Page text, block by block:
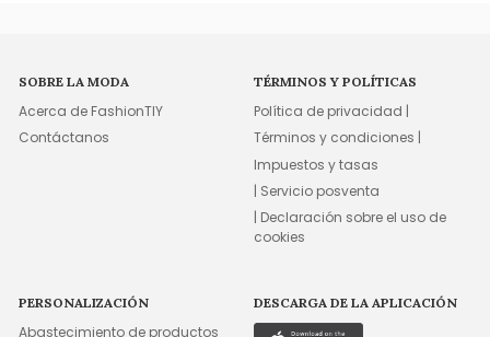
SOBRE LA MODA
Acerca de FashionTIY
Contáctanos
TÉRMINOS Y POLÍTICAS
Política de privacidad |
Términos y condiciones |
Impuestos y tasas
| Servicio posventa
| Declaración sobre el uso de
cookies
PERSONALIZACIÓN
Abastecimiento de productos
DESCARGA DE LA APLICACIÓN